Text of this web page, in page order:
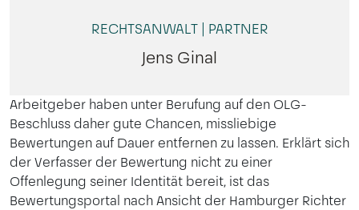
RECHTSANWALT | PARTNER
Jens Ginal
Arbeitgeber haben unter Berufung auf den OLG-
Beschluss daher gute Chancen, missliebige
Bewertungen auf Dauer entfernen zu lassen. Erklärt sich
der Verfasser der Bewertung nicht zu einer
Offenlegung seiner Identität bereit, ist das
Bewertungsportal nach Ansicht der Hamburger Richter